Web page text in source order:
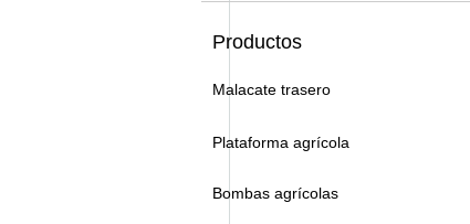
Productos
Malacate trasero
Plataforma agrícola
Bombas agrícolas